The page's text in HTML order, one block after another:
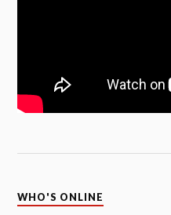
WHO'S ONLINE